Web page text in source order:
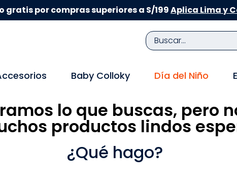
gratis por compras superiores a S/199Aplica Lima y
Buscar...
Baby Colloky Día del Niño
lo que buscas, pero
productos lindos
¿Qué hago?
TÉRMINOS MÁS BUSCADOS
2 .
zapatillas niño
3.
medias
sandalias niña